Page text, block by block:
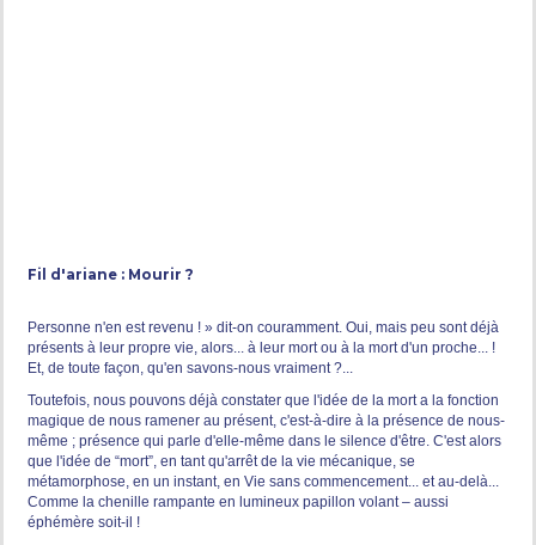
Fil d'ariane : Mourir ?
Personne n'en est revenu ! » dit-on couramment. Oui, mais peu sont déjà
présents à leur propre vie, alors... à leur mort ou à la mort d'un proche... !
Et, de toute façon, qu'en savons-nous vraiment ?...
Toutefois, nous pouvons déjà constater que l'idée de la mort a la fonction
magique de nous ramener au présent, c'est-à-dire à la présence de nous-
même ; présence qui parle d'elle-même dans le silence d'être. C'est alors
que l'idée de “mort”, en tant qu'arrêt de la vie mécanique, se
métamorphose, en un instant, en Vie sans commencement... et au-delà...
Comme la chenille rampante en lumineux papillon volant – aussi
éphémère soit-il !